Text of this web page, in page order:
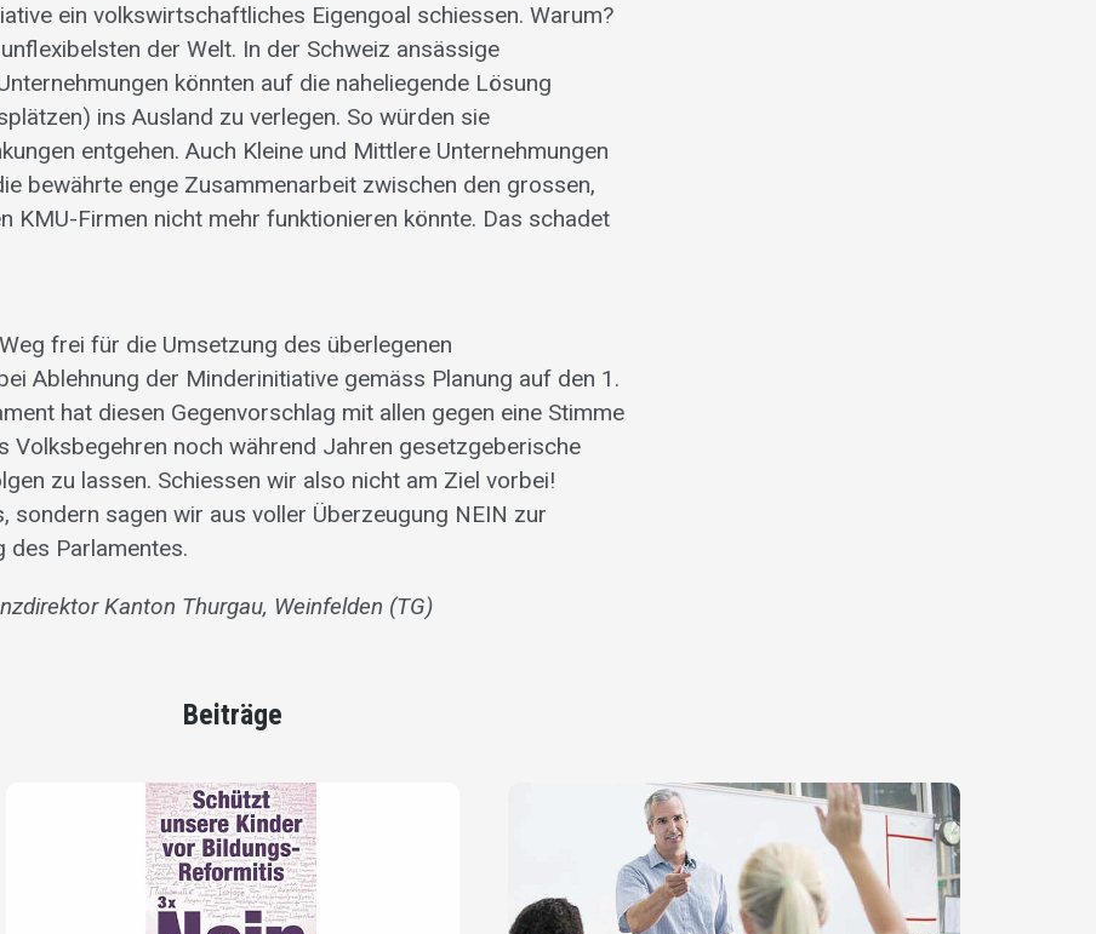
ein volkswirtschaftliches Eigengoal schiessen. Warum?
der Welt. In der Schweiz ansässige
könnten auf die naheliegende Lösung
ins Ausland zu verlegen. So würden sie
entgehen. Auch Kleine und Mittlere Unternehmungen
bewährte enge Zusammenarbeit zwischen den grossen,
KMU-Firmen nicht mehr funktionieren könnte. Das schadet
frei für die Umsetzung des überlegenen
Ablehnung der Minderinitiative gemäss Planung auf den 1.
hat diesen Gegenvorschlag mit allen gegen eine Stimme
Volksbegehren noch während Jahren gesetzgeberische
zu lassen. Schiessen wir also nicht am Ziel vorbei!
sondern sagen wir aus voller Überzeugung NEIN zur
des Parlamentes.
Kanton Thurgau, Weinfelden (TG)
Beiträge